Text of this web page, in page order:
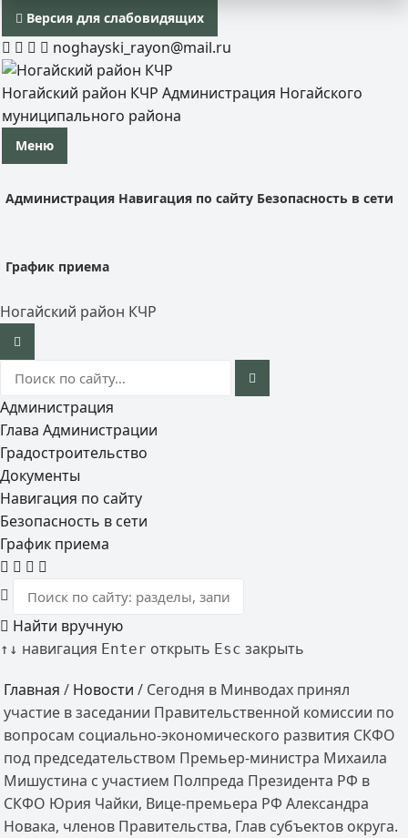
Версия для слабовидящих
noghayski_rayon@mail.ru
Ногайский район КЧР Администрация Ногайского
муниципального района
Меню
Администрация Навигация по сайту Безопасность в сети
График приема
Ногайский район КЧР
Администрация
Глава Администрации
Градостроительство
Документы
Навигация по сайту
Безопасность в сети
График приема
Найти вручную
↑ ↓ навигация Enter открыть Esc закрыть
Главная / Новости / Сегодня в Минводах принял
участие в заседании Правительственной комиссии по
вопросам социально-экономического развития СКФО
под председательством Премьер-министра Михаила
Мишустина с участием Полпреда Президента РФ в
СКФО Юрия Чайки, Вице-премьера РФ Александра
Новака, членов Правительства, Глав субъектов округа.